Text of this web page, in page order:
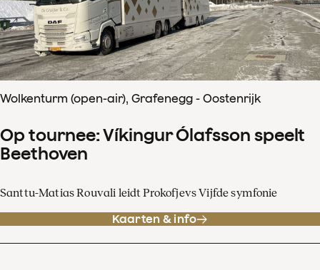
Wolkenturm (open-air), Grafenegg - Oostenrijk
Op tournee: Víkingur Ólafsson speelt
Beethoven
Santtu-Matias Rouvali leidt Prokofjevs Vijfde symfonie
Kaarten & info